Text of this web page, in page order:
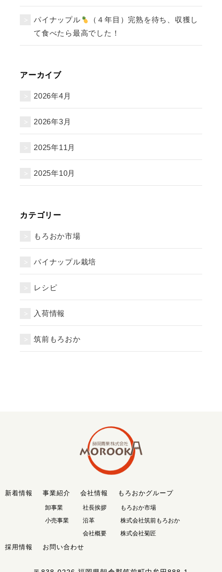
パイナップル
（４年目）完熟を待ち、収獲し
て食べたら最高でした！
アーカイブ
2026年4月
2026年3月
2025年11月
2025年10月
カテゴリー
もろおか市場
パイナップル栽培
レシピ
入荷情報
筑前もろおか
新着情報 事業紹介
卸事業
小売事業
会社情報
社長挨拶
沿革
会社概要
もろおかグループ
もろおか市場
株式会社筑前もろおか
株式会社菊匠
採用情報 お問い合わせ